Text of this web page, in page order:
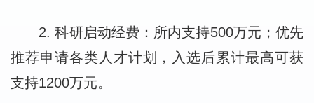
2. 科研启动经费：所内支持500万元；优先
推荐申请各类人才计划，入选后累计最高可获
支持1200万元。